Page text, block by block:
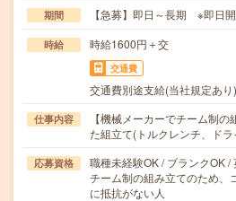
期間 【急募】即日～長期 ※即日
時給 時給1600円＋交
交通費
交通費別途支給(当社規定あり)
仕事内容
【機械メーカーでチーム制
た組立て(トルクレンチ、ド
応募資格
職種未経験OK / ブランクOK /
チーム制の組み立てのため、
に抵抗がない人